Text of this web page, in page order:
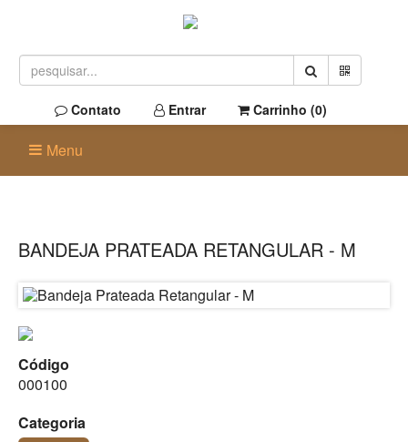
Contato Entrar Carrinho (0)
Menu
BANDEJA PRATEADA RETANGULAR - M
Código
000100
Categoria